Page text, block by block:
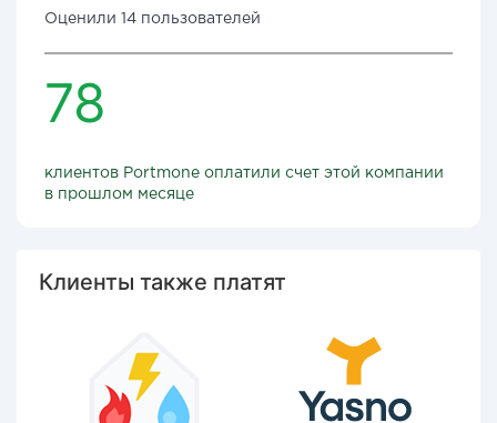
Оценили 14 пользователей
78
клиентов Portmone оплатили счет этой компании
в прошлом месяце
Клиенты также платят